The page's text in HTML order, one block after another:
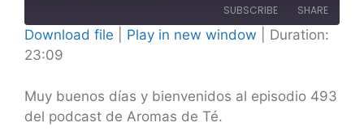
SUBSCRIBE SHARE
SHARE
LINK
EMBED
Download file Play in new window
Duration:
23:09
Muy buenos días y bienvenidos al episodio 493
del podcast de Aromas de Té.